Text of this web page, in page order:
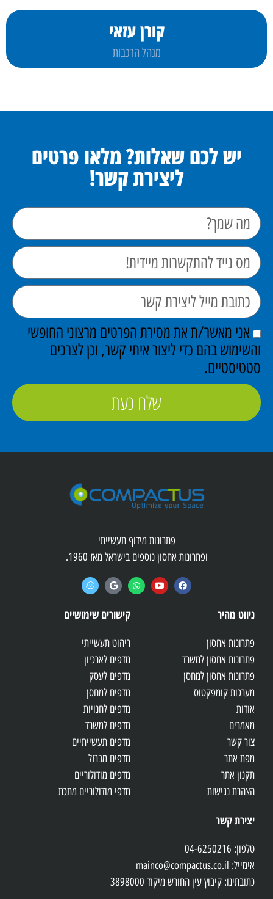
קורן עזאי
מנהל הרכבות
יש לכם שאלות? מלאו פרטים
ליצירת קשר!
אני מאשר/ת את מסירת הפרטים מרצוני החופשי
והשימוש בהם כדי ליצור איתי קשר, וכן לצרכים
סטטיסטיים.
שלח כעת
פתרונות מידוף תעשייתי
ופתרונות אחסון נוספים בישראל מאז 1960.
ניווט מהיר
פתרונות אחסון
פתרונות אחסון למשרד
פתרונות אחסון למחסן
מערכות קומפקטוס
אודות
מאמרים
צור קשר
מפת אתר
תקנון אתר
הצהרת נגישות
קישורים שימושיים
ריהוט תעשייתי
מדפים לארכיון
מדפים לעסק
מדפים למחסן
מדפים לחנויות
מדפים למשרד
מדפים תעשייתיים
מדפים מברזל
מדפים מודולוריים
מדפי מודולוריים מתכת
יצירת קשר
טלפון: 04-6250216
אימייל: mainco@compactus.co.il
כתובתינו: קיבוץ עין החורש מיקוד 3898000